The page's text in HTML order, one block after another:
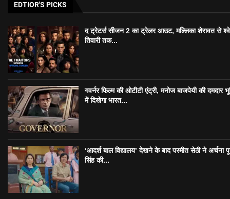
EDTIOR'S PICKS
द ट्रेटर्स सीजन 2 का ट्रेलर आउट, मल्लिका शेरावत से
तिवारी तक...
गवर्नर फिल्म की ओटीटी एंट्री, मनोज बाजपेयी की दमदार
में दिखेगा भारत...
‘आदर्श बाल विद्यालय’ देखने के बाद परमीत सेठी ने अर्चना
सिंह की...